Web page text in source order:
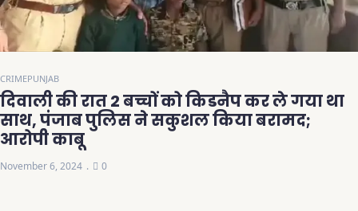
CRIMEPUNJAB
दिवाली की रात 2 बच्चों को किडनैप कर ले गया था
साथ, पंजाब पुलिस ने सकुशल किया बरामद;
आरोपी काबू
November 6, 2024 0